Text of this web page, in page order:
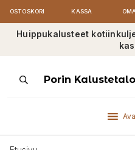
OSTOSKORI KASSA
Huippukalusteet
ProductsPorin Kalustetalo